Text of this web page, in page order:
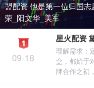
盟配资 他是第一位归国
荣_阳文华_美军
理解需求：
盒，都始于
牌合作之初
09-18